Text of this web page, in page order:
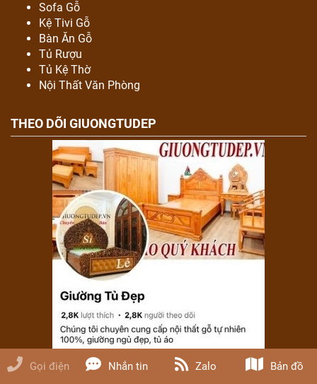
Sofa Gỗ
Kệ Tivi Gỗ
Bàn Ăn Gỗ
Tủ Rượu
Tủ Kệ Thờ
Nội Thất Văn Phòng
THEO DÕI GIUONGTUDEP
Gọi điện Nhắn tin Zalo Bản đồ